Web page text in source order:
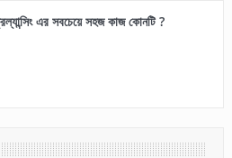
এর সবচেয়ে সহজ কাজ কোনটি ?